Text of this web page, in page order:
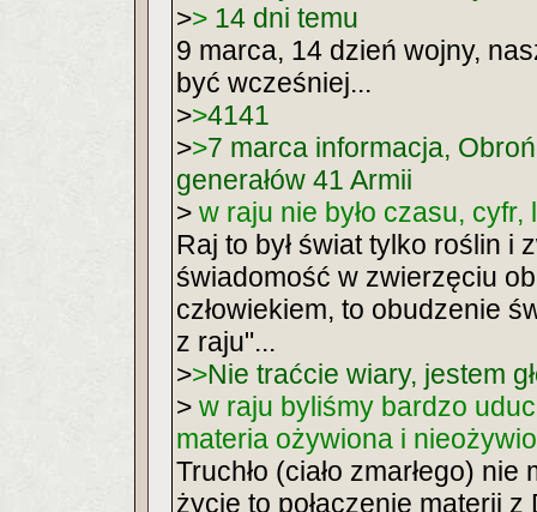
>> 14 dni temu
9 marca, 14 dzień wojny,
być wcześniej...
>>4141
>>7 marca informacja,
generałów 41 Armii
> w raju nie było czasu,
Raj to był świat tylko roślin i
świadomość w zwierzęciu
człowiekiem, to obudzenie
z raju"...
>>Nie traćcie wiary, jestem
> w raju byliśmy bardzo
materia ożywiona i
Truchło (ciało zmarłego)
życie to połączenie materii